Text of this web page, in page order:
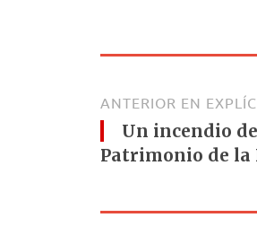
ANTERIOR EN
Un incendio
Patrimonio de la